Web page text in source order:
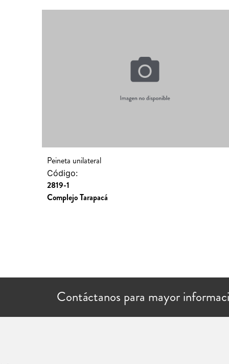
Peineta unilateral
Código:
2819-1
Complejo Tarapacá
Contáctanos para mayor